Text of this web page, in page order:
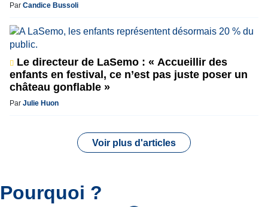
Par Candice Bussoli
Le directeur de LaSemo : « Accueillir des
enfants en festival, ce n’est pas juste poser un
château gonflable »
Par Julie Huon
Voir plus d'articles
Pourquoi ?